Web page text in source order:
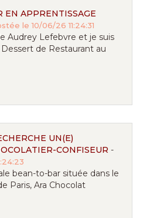
EN APPRENTISSAGE
le 10/06/26 11:24:31
Audrey Lefebvre et je suis
de Restaurant au
UN(E)
CONFISEUR -
bean-to-bar située dans le
Paris, Ara Chocolat